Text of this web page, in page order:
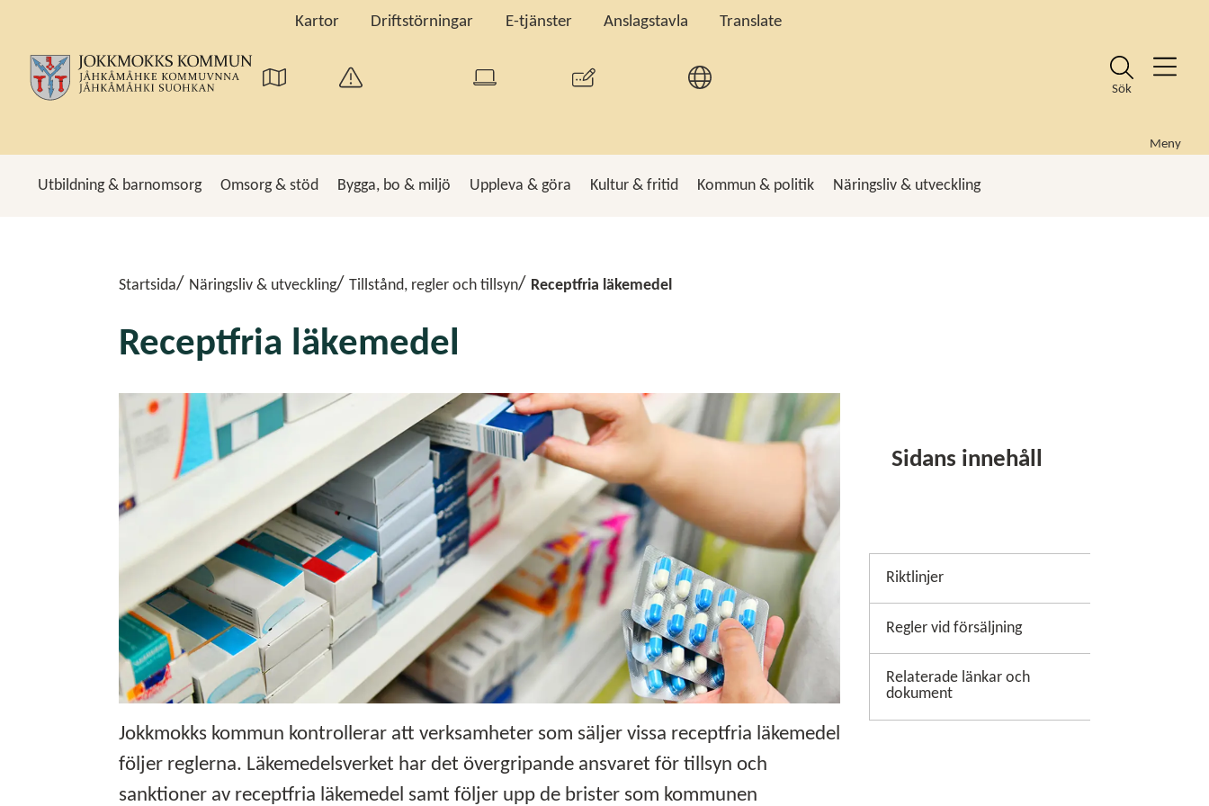
Kartor Driftstörningar E-tjänster Anslagstavla Translate
Sök
Meny
Utbildning & barnomsorg Omsorg & stöd Bygga, bo & miljö Uppleva & göra Kultur & fritid Kommun & politik Näringsliv & utveckling
Startsida Näringsliv & utveckling Tillstånd, regler och tillsyn Receptfria läkemedel
Receptfria läkemedel
Sidans innehåll
Riktlinjer
Regler vid försäljning
Relaterade länkar och
dokument
Jokkmokks kommun kontrollerar att verksamheter som säljer vissa receptfria läkemedel
följer reglerna. Läkemedelsverket har det övergripande ansvaret för tillsyn och
sanktioner av receptfria läkemedel samt följer upp de brister som kommunen